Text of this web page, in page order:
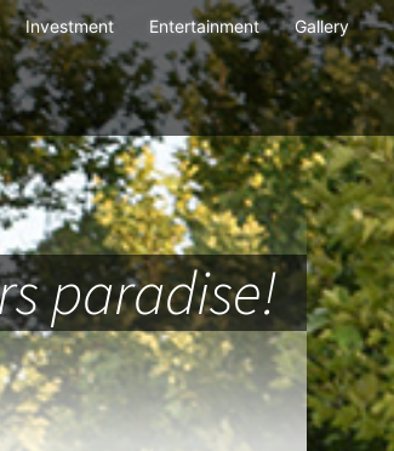
Investment Entertainment Gallery
paradise!